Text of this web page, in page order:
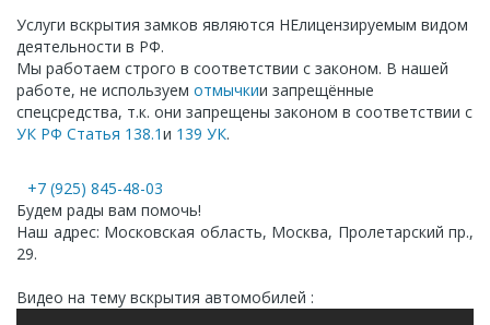
Услуги вскрытия замков являются НЕлицензируемым видом
деятельности в РФ.
Мы работаем строго в соответствии с законом. В нашей
работе, не используем отмычкии запрещённые
спецсредства, т.к. они запрещены законом в соответствии с
УК РФ Статья 138.1и 139 УК.
+7 (925) 845-48-03
Будем рады вам помочь!
Наш адрес: Московская область, Москва, Пролетарский пр.,
29.
Видео на тему вскрытия автомобилей :